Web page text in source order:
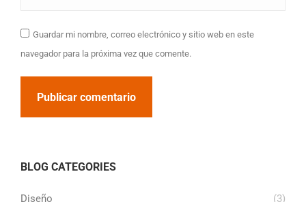
Guardar mi nombre, correo electrónico y sitio web en este
navegador para la próxima vez que comente.
Publicar comentario
BLOG CATEGORIES
Diseño
(3)